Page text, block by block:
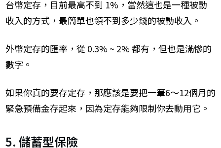
台幣定存，目前最高不到 1%，當然這也是一種被動
收入的方式，最簡單也領不到多少錢的被動收入。
外幣定存的匯率，從 0.3% ~ 2% 都有，但也是滿慘的
數字。
如果你真的要存定存，那應該是要把一筆6～12個月的
緊急預備金存起來，因為定存能夠限制你去動用它。
5. 儲蓄型保險